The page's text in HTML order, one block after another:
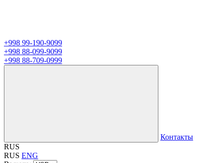
+998 99-190-9099
+998 88-099-9099
+998 88-709-0999
Контакты
RUS
RUS ENG